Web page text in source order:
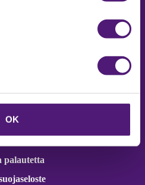
OK
palautetta